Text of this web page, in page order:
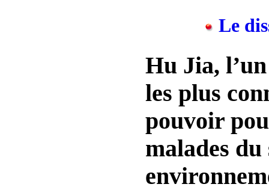
Le
Hu Jia,
les plus
pouvoir
malades du